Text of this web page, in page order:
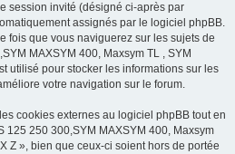
session invité (désigné ci-après par
assignés par le logiciel phpBB.
fois que vous naviguerez sur les sujets de
MAXSYM 400, Maxsym TL , SYM
utilisé pour stocker les informations sur les
votre navigation sur le forum.
cookies externes au logiciel phpBB tout en
125 250 300,SYM MAXSYM 400, Maxsym
Z », bien que ceux-ci soient hors de portée